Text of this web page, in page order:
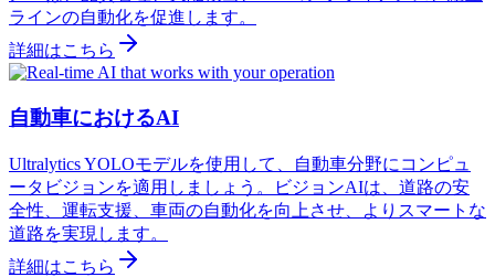
ラインの自動化を促進します。
詳細はこちら
自動車におけるAI
Ultralytics YOLOモデルを使用して、自動車分野にコンピュ
ータビジョンを適用しましょう。ビジョンAIは、道路の安
全性、運転支援、車両の自動化を向上させ、よりスマートな
道路を実現します。
詳細はこちら